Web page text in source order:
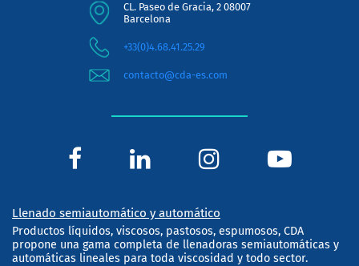
CL. Paseo de Gracia, 2 08007
Barcelona
+33(0)4.68.41.25.29
contacto@cda-es.com
Llenado semiautomático y automático
Productos líquidos, viscosos, pastosos, espumosos, CDA
propone una gama completa de llenadoras semiautomáticas y
automáticas lineales para toda viscosidad y todo sector.